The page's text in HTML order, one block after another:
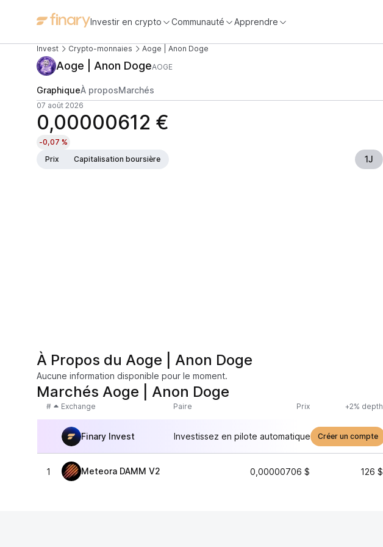
Investir en crypto Communauté Apprendre
Invest Crypto-monnaies Aoge | Anon Doge
Aoge | Anon DogeAOGE
GraphiqueÀ proposMarchés
07 août 2026
0,00000612 €
-0,07 %
Prix
Capitalisation boursière 1J
À Propos du Aoge | Anon Doge
Aucune information disponible pour le moment.
Marchés Aoge | Anon Doge
# Exchange Paire Prix +2% depth
Finary Invest Investissez en pilote automatique Créer un compte
1 Meteora DAMM V2 0,00000706 $ 126 $